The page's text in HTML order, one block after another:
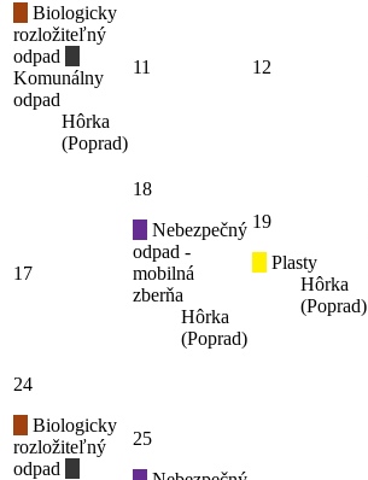
Biologicky
rozložiteľný
odpad
Komunálny
odpad
Hôrka
(Poprad)
11 12
17
18
Nebezpečný
odpad -
mobilná
zberňa
Hôrka
(Poprad)
19
Plasty
Hôrka
(Poprad)
24
Biologicky
rozložiteľný
odpad
25